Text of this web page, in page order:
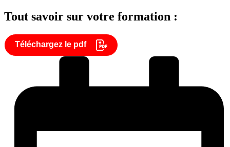
Tout savoir sur votre formation :
Téléchargez le pdf